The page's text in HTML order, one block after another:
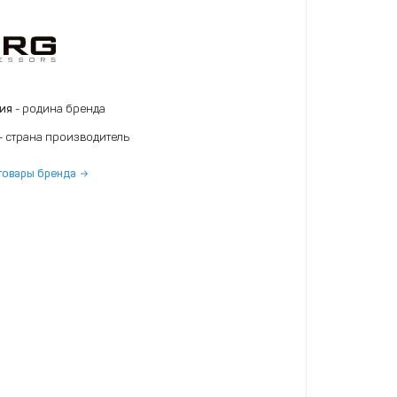
- родина бренда
- страна производитель
бренда